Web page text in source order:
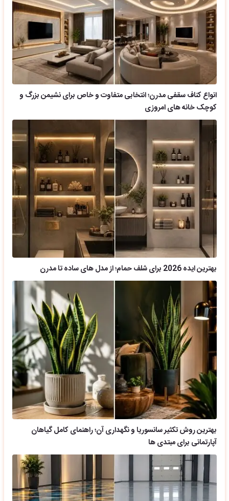
انواع کناف سقفی مدرن؛ انتخابی متفاوت و خاص برای نشیمن بزرگ و
کوچک خانه های امروزی
بهترین ایده 2026 برای شلف حمام؛ از مدل های ساده تا مدرن
بهترین روش تکثیر سانسوریا و نگهداری آن؛ راهنمای کامل گیاهان
آپارتمانی برای مبتدی ها